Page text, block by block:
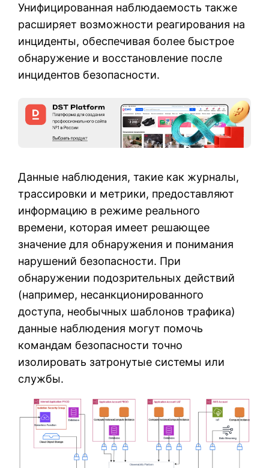
Унифицированная наблюдаемость также
расширяет возможности реагирования на
инциденты, обеспечивая более быстрое
обнаружение и восстановление после
инцидентов безопасности.
Данные наблюдения, такие как журналы,
трассировки и метрики, предоставляют
информацию в режиме реального
времени, которая имеет решающее
значение для обнаружения и понимания
нарушений безопасности. При
обнаружении подозрительных действий
(например, несанкционированного
доступа, необычных шаблонов трафика)
данные наблюдения могут помочь
командам безопасности точно
изолировать затронутые системы или
службы.